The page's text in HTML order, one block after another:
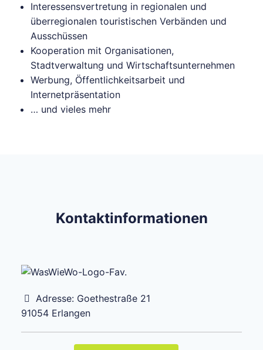
Interessensvertretung in regionalen und
überregionalen touristischen Verbänden und
Ausschüssen
Kooperation mit Organisationen,
Stadtverwaltung und Wirtschaftsunternehmen
Werbung, Öffentlichkeitsarbeit und
Internetpräsentation
… und vieles mehr
Kontaktinformationen
Adresse: Goethestraße 21
91054 Erlangen